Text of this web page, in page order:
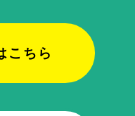
こちら